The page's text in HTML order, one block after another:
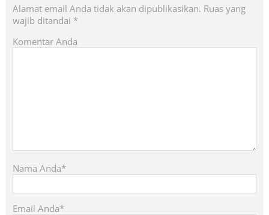
Alamat email Anda tidak akan dipublikasikan. Ruas yang
wajib ditandai *
Komentar Anda
Nama Anda*
Email Anda*